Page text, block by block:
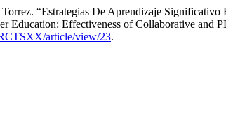
“Estrategias De Aprendizaje
Education: Effectiveness of Collaborative and
article/view/23.